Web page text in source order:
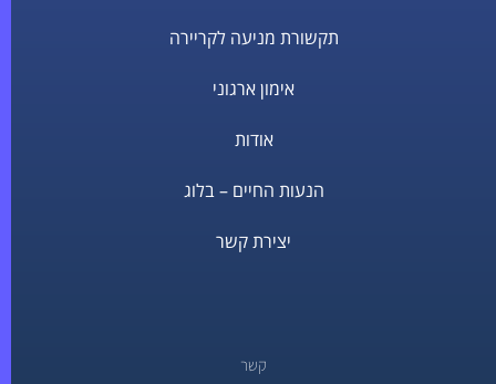
תקשורת מניעה לקריירה
אימון ארגוני
אודות
הנעות החיים – בלוג
יצירת קשר
קשר